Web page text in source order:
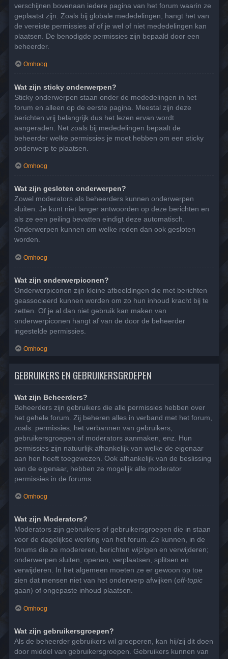
verschijnen bovenaan iedere pagina van het forum waarin ze
geplaatst zijn. Zoals bij globale mededelingen, hangt het van
de vereiste permissies af of je wel of niet mededelingen kan
plaatsen. De benodigde permissies zijn bepaald door een
beheerder.
Omhoog
Wat zijn sticky onderwerpen?
Sticky onderwerpen staan onder de mededelingen in het
forum en alleen op de eerste pagina. Meestal zijn deze
berichten vrij belangrijk dus het lezen ervan wordt
aangeraden. Net zoals bij mededelingen bepaalt de
beheerder welke permissies je moet hebben om een sticky
onderwerp te plaatsen.
Omhoog
Wat zijn gesloten onderwerpen?
Zowel moderators als beheerders kunnen onderwerpen
sluiten. Je kunt niet langer antwoorden op deze berichten en
als ze een peiling bevatten eindigt deze automatisch.
Onderwerpen kunnen om welke reden dan ook gesloten
worden.
Omhoog
Wat zijn onderwerpiconen?
Onderwerpiconen zijn kleine afbeeldingen die met berichten
geassocieerd kunnen worden om zo hun inhoud kracht bij te
zetten. Of je al dan niet gebruik kan maken van
onderwerpiconen hangt af van de door de beheerder
ingestelde permissies.
Omhoog
GEBRUIKERS EN GEBRUIKERSGROEPEN
Wat zijn Beheerders?
Beheerders zijn gebruikers die alle permissies hebben over
het gehele forum. Zij beheren alles in verband met het forum,
zoals: permissies, het verbannen van gebruikers,
gebruikersgroepen of moderators aanmaken, enz. Hun
permissies zijn natuurlijk afhankelijk van welke de eigenaar
aan hen heeft toegewezen. Ook afhankelijk van de beslissing
van de eigenaar, hebben ze mogelijk alle moderator
permissies in de forums.
Omhoog
Wat zijn Moderators?
Moderators zijn gebruikers of gebruikersgroepen die in staan
voor de dagelijkse werking van het forum. Ze kunnen, in de
forums die ze modereren, berichten wijzigen en verwijderen;
onderwerpen sluiten, openen, verplaatsen, splitsen en
verwijderen. In het algemeen moeten ze er gewoon op toe
zien dat mensen niet van het onderwerp afwijken (off-topic
gaan) of ongepaste inhoud plaatsen.
Omhoog
Wat zijn gebruikersgroepen?
Als de beheerder gebruikers wil groeperen, kan hij/zij dit doen
door middel van gebruikersgroepen. Gebruikers kunnen van